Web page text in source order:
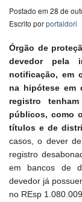
Postado em 28 de
Escrito porportaldori
Órgão de
devedor pela
notificação, em
na hipótese em
registro
públicos, como
títulos e de
casos, o dever
registro
em bancos de
devedor já
no REsp